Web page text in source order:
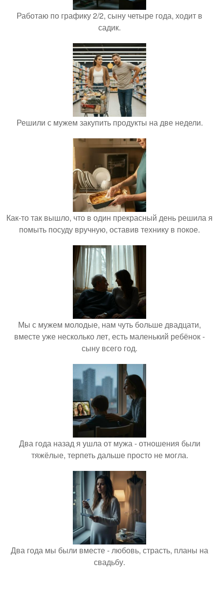
Работаю по графику 2/2, сыну четыре года, ходит в
садик.
Решили с мужем закупить продукты на две недели.
Как-то так вышло, что в один прекрасный день решила я
помыть посуду вручную, оставив технику в покое.
Мы с мужем молодые, нам чуть больше двадцати,
вместе уже несколько лет, есть маленький ребёнок -
сыну всего год.
Два года назад я ушла от мужа - отношения были
тяжёлые, терпеть дальше просто не могла.
Два года мы были вместе - любовь, страсть, планы на
свадьбу.